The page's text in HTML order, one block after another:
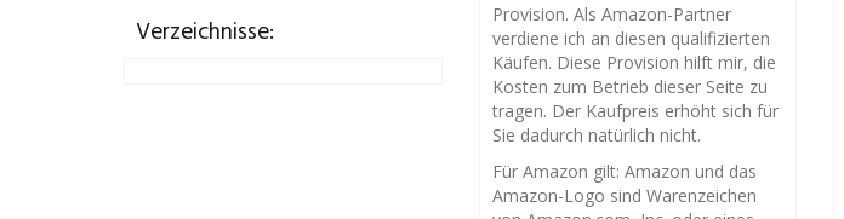
Verzeichnisse:
Provision. Als Amazon-Partner
verdiene ich an diesen qualifizierten
Käufen. Diese Provision hilft mir, die
Kosten zum Betrieb dieser Seite zu
tragen. Der Kaufpreis erhöht sich für
Sie dadurch natürlich nicht.
Für Amazon gilt: Amazon und das
Amazon-Logo sind Warenzeichen